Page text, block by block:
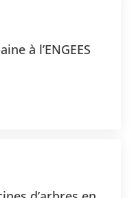
à l’ENGEES